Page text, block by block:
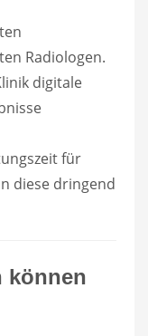
Radiologen.
digitale
für
diese dringend
können